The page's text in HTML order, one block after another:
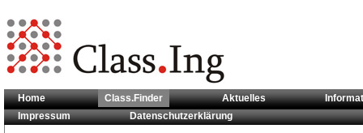
Sie sind hier:Class.Finder
Home Class.Finder Aktuelles
Impressum
Datenschutzerklärung